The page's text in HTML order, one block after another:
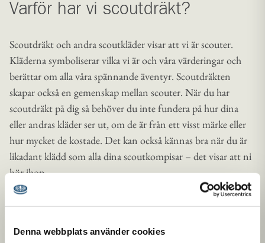
Denna webbplats använder cookies
Varför har vi scoutdräkt?
Scoutdräkt och andra scoutkläder visar att vi är scouter.
Kläderna symboliserar vilka vi är och våra värderingar och
berättar om alla våra spännande äventyr. Scoutdräkten
skapar också en gemenskap mellan scouter. När du har
scoutdräkt på dig så behöver du inte fundera på hur dina
eller andras kläder ser ut, om de är från ett visst märke eller
hur mycket de kostade. Det kan också kännas bra när du är
likadant klädd som alla dina scoutkompisar – det visar att ni
hör ihop.
Scouternas policy